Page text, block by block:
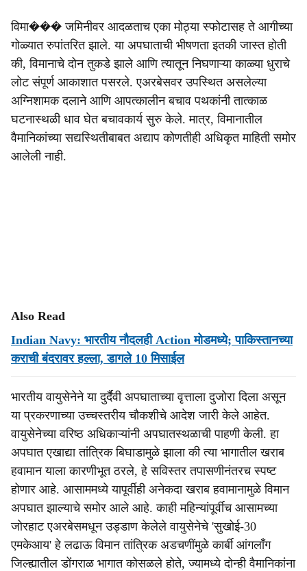
विमा��� जमिनीवर आदळताच एका मोठ्या स्फोटासह ते आगीच्या
गोळ्यात रुपांतरित झाले. या अपघाताची भीषणता इतकी जास्त होती
की, विमानाचे दोन तुकडे झाले आणि त्यातून निघणाऱ्या काळ्या धुराचे
लोट संपूर्ण आकाशात पसरले. एअरबेसवर उपस्थित असलेल्या
अग्निशामक दलाने आणि आपत्कालीन बचाव पथकांनी तात्काळ
घटनास्थळी धाव घेत बचावकार्य सुरु केले. मात्र, विमानातील
वैमानिकांच्या सद्यस्थितीबाबत अद्याप कोणतीही अधिकृत माहिती समोर
आलेली नाही.
Also Read
Indian Navy: भारतीय नौदलही Action मोडमध्ये; पाकिस्तानच्या
कराची बंदरावर हल्ला, डागले 10 मिसाईल
भारतीय वायुसेनेने या दुर्दैवी अपघाताच्या वृत्ताला दुजोरा दिला असून
या प्रकरणाच्या उच्चस्तरीय चौकशीचे आदेश जारी केले आहेत.
वायुसेनेच्या वरिष्ठ अधिकाऱ्यांनी अपघातस्थळाची पाहणी केली. हा
अपघात एखाद्या तांत्रिक बिघाडामुळे झाला की त्या भागातील खराब
हवामान याला कारणीभूत ठरले, हे सविस्तर तपासणीनंतरच स्पष्ट
होणार आहे. आसाममध्ये यापूर्वीही अनेकदा खराब हवामानामुळे विमान
अपघात झाल्याचे समोर आले आहे. काही महिन्यांपूर्वीच आसामच्या
जोरहाट एअरबेसमधून उड्डाण केलेले वायुसेनेचे 'सुखोई-30
एमकेआय' हे लढाऊ विमान तांत्रिक अडचणींमुळे कार्बी आंगलाँग
जिल्ह्यातील डोंगराळ भागात कोसळले होते, ज्यामध्ये दोन्ही वैमानिकांना